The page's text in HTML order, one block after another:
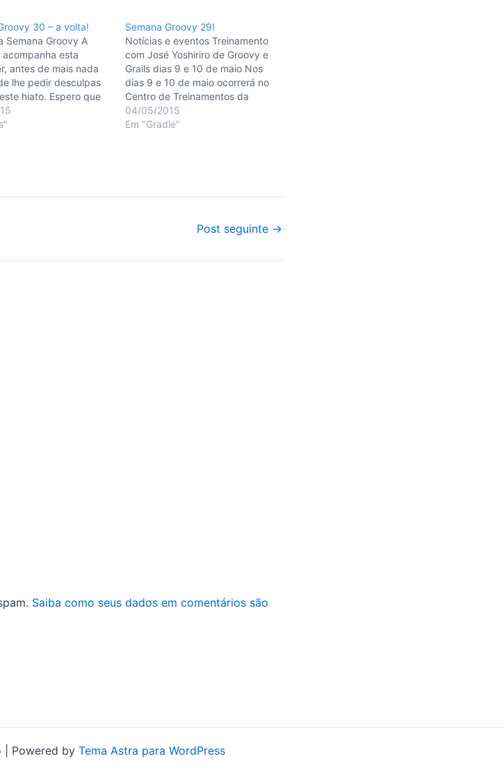
30 – a volta!
Semana Groovy A
esta
antes de mais nada
lhe pedir desculpas
hiato. Espero que
se tornem cada
no entanto, como
Semana Groovy 29!
Notícias e eventos Treinamento
com José Yoshiriro de Groovy e
Grails dias 9 e 10 de maio Nos
dias 9 e 10 de maio ocorrerá no
Centro de Treinamentos da
Novatec um workshop com José
Yoshiriro. Mias detalhes neste
04/05/2015
Em "Gradle"
Post seguinte →
Saiba como seus dados em comentários são
Powered by Tema Astra para WordPress